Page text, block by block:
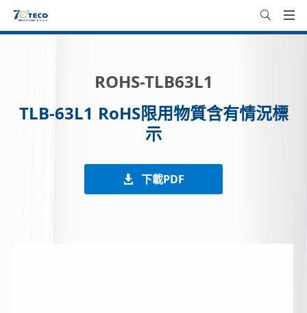
ROHS-TLB63L1
TLB-63L1 RoHS限用物質含有情況標
示
下載PDF